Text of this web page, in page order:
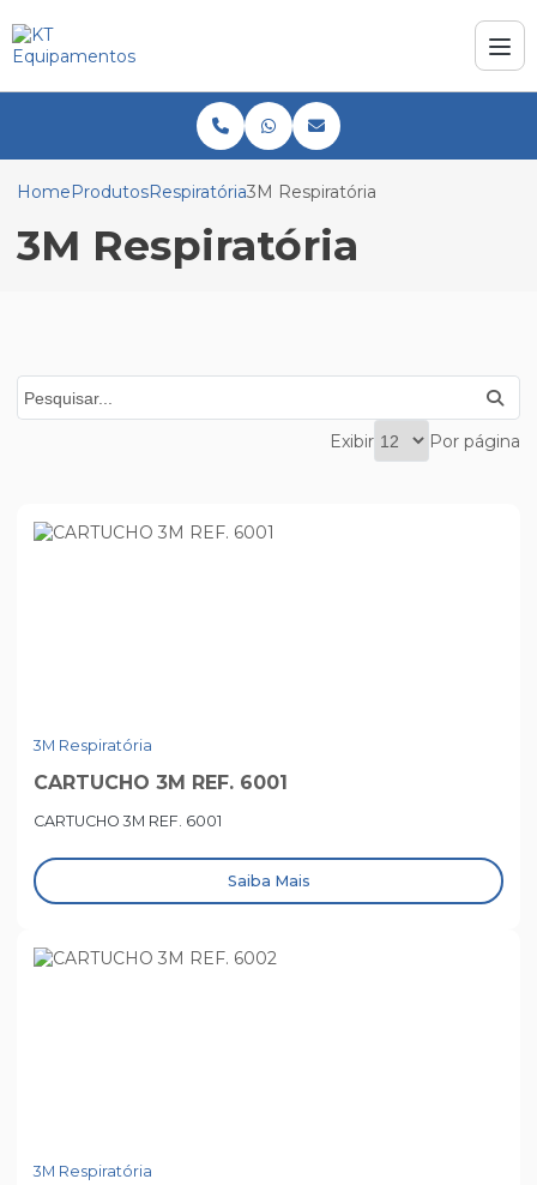
HomeProdutosRespiratória3M Respiratória
3M Respiratória
Exibir Por página
3M Respiratória
CARTUCHO 3M REF. 6001
CARTUCHO 3M REF. 6001
Saiba Mais
3M Respiratória